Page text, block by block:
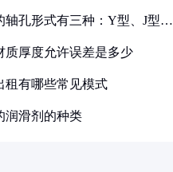
轴孔形式有三种：Y型、J型、
质厚度允许误差是多少
租有哪些常见模式
润滑剂的种类